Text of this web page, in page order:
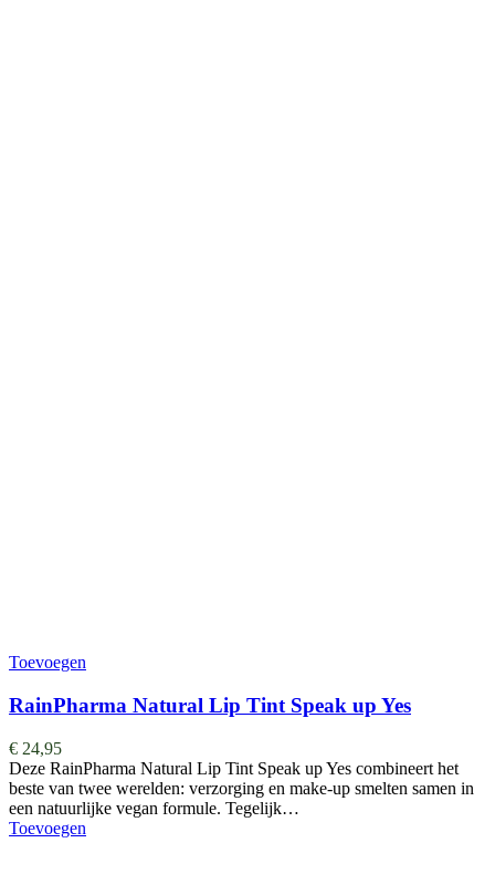
Toevoegen
RainPharma Natural Lip Tint Speak up Yes
€ 24,95
Deze RainPharma Natural Lip Tint Speak up Yes combineert het
beste van twee werelden: verzorging en make-up smelten samen in
een natuurlijke vegan formule. Tegelijk…
Toevoegen